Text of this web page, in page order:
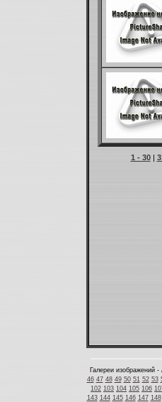
1 - 30|
Галереи изображений -
46 47 48 49 50 51 52 53
102 103 104 105 106
143 144 145 146 147 148